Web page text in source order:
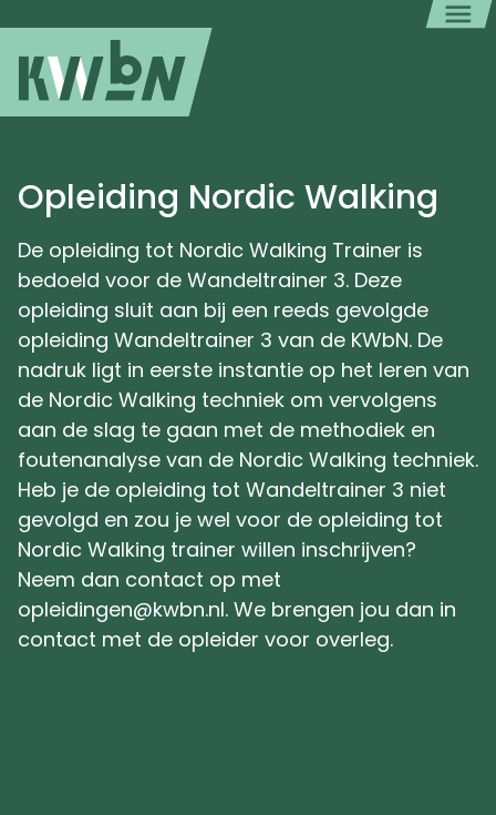
Opleiding Nordic Walking
De opleiding tot Nordic Walking Trainer is
bedoeld voor de Wandeltrainer 3. Deze
opleiding sluit aan bij een reeds gevolgde
opleiding Wandeltrainer 3 van de KWbN. De
nadruk ligt in eerste instantie op het leren van
de Nordic Walking techniek om vervolgens
aan de slag te gaan met de methodiek en
foutenanalyse van de Nordic Walking techniek.
Heb je de opleiding tot Wandeltrainer 3 niet
gevolgd en zou je wel voor de opleiding tot
Nordic Walking trainer willen inschrijven?
Neem dan contact op met
opleidingen@kwbn.nl. We brengen jou dan in
contact met de opleider voor overleg.